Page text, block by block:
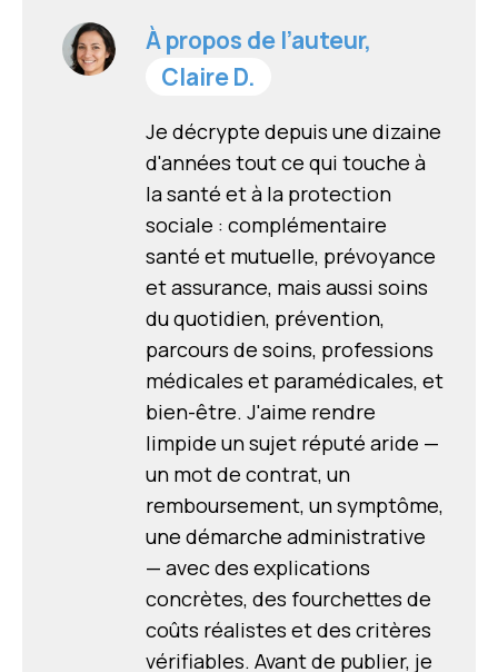
À propos de l’auteur,
Claire D.
Je décrypte depuis une dizaine
d'années tout ce qui touche à
la santé et à la protection
sociale : complémentaire
santé et mutuelle, prévoyance
et assurance, mais aussi soins
du quotidien, prévention,
parcours de soins, professions
médicales et paramédicales, et
bien-être. J'aime rendre
limpide un sujet réputé aride —
un mot de contrat, un
remboursement, un symptôme,
une démarche administrative
— avec des explications
concrètes, des fourchettes de
coûts réalistes et des critères
vérifiables. Avant de publier, je